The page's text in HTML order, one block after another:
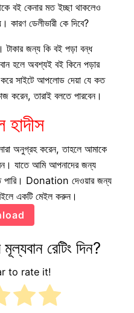
বই কেনার মত ইচ্ছা থাকলেও
ডেলীভারী কে দিবে?
জন্য কি বই পড়া বন্ধ
হলে অবশ্যই বই কিনে পড়ার
করে সাইটে আপলোড দেয়া যে কত
করেন, তারাই বলতে পারবেন।
অনুগ্রহ করেন, তাহলে আমাকে
যাতে আমি আপনাদের জন্য
Donation দেওয়ার জন্য
একটি মেইল করুন।
রেটিং দিন?
to rate it!